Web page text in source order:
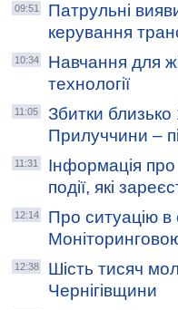
09:51
Патрульні
керування
10:34
Навчання для
технології
11:05
Збитки
Прилуччини –
11:31
Інформація про
події, які
12:14
Про ситуацію в
12:38
Шість тисяч
Чернігівщини